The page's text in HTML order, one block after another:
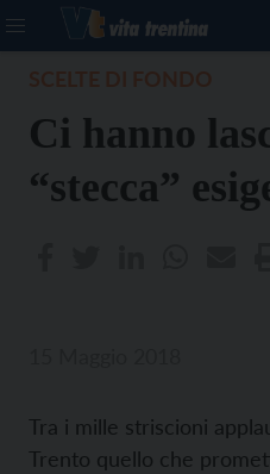
Ci hanno
“stecca”
Tra i mille striscioni
Trento quello che